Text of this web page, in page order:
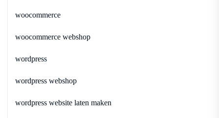
woocommerce
woocommerce webshop
wordpress
wordpress webshop
wordpress website laten maken